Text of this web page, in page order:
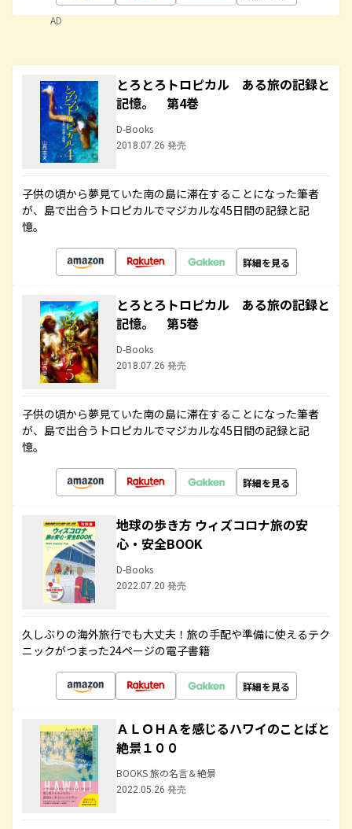
AD
とろとろトロピカル ある旅の記録と
記憶。 第4巻
D-Books
2018.07.26 発売
子供の頃から夢見ていた南の島に滞在することになった筆者
が、島で出合うトロピカルでマジカルな45日間の記録と記
憶。
詳細を見る
とろとろトロピカル ある旅の記録と
記憶。 第5巻
D-Books
2018.07.26 発売
子供の頃から夢見ていた南の島に滞在することになった筆者
が、島で出合うトロピカルでマジカルな45日間の記録と記
憶。
詳細を見る
地球の歩き方 ウィズコロナ旅の安
心・安全BOOK
D-Books
2022.07.20 発売
久しぶりの海外旅行でも大丈夫！旅の手配や準備に使えるテク
ニックがつまった24ページの電子書籍
詳細を見る
ＡＬＯＨＡを感じるハワイのことばと
絶景１００
BOOKS 旅の名言＆絶景
2022.05.26 発売